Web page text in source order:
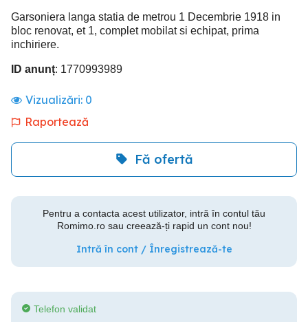
Garsoniera langa statia de metrou 1 Decembrie 1918 in
bloc renovat, et 1, complet mobilat si echipat, prima
inchiriere.
ID anunț: 1770993989
Vizualizări: 0
Raportează
Fă ofertă
Pentru a contacta acest utilizator, intră în contul tău
Romimo.ro sau creează-ți rapid un cont nou!
Intră în cont / Înregistrează-te
Telefon validat